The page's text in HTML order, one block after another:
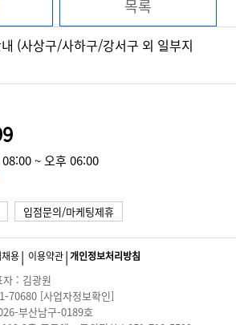
목록
(사상구/사하구/강서구 외 일부지
~ 오후 06:00
입점문의/마케팅제휴
용 이용약관 개인정보처리방침
자 : 김광원
70680 [사업자정보확인]
부산남구-0189호